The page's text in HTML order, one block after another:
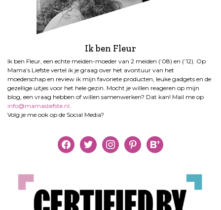
Ik ben Fleur
Ik ben Fleur, een echte meiden-moeder van 2 meiden (’08) en (’12). Op
Mama’s Liefste vertel ik je graag over het avontuur van het
moederschap en review ik mijn favoriete producten, leuke gadgets en de
gezellige uitjes voor het hele gezin. Mocht je willen reageren op mijn
blog, een vraag hebben of willen samenwerken? Dat kan! Mail me op
info@mamasliefste.nl.
Volg je me ook op de Social Media?
facebooktwitter instagrampinterestbloglovin